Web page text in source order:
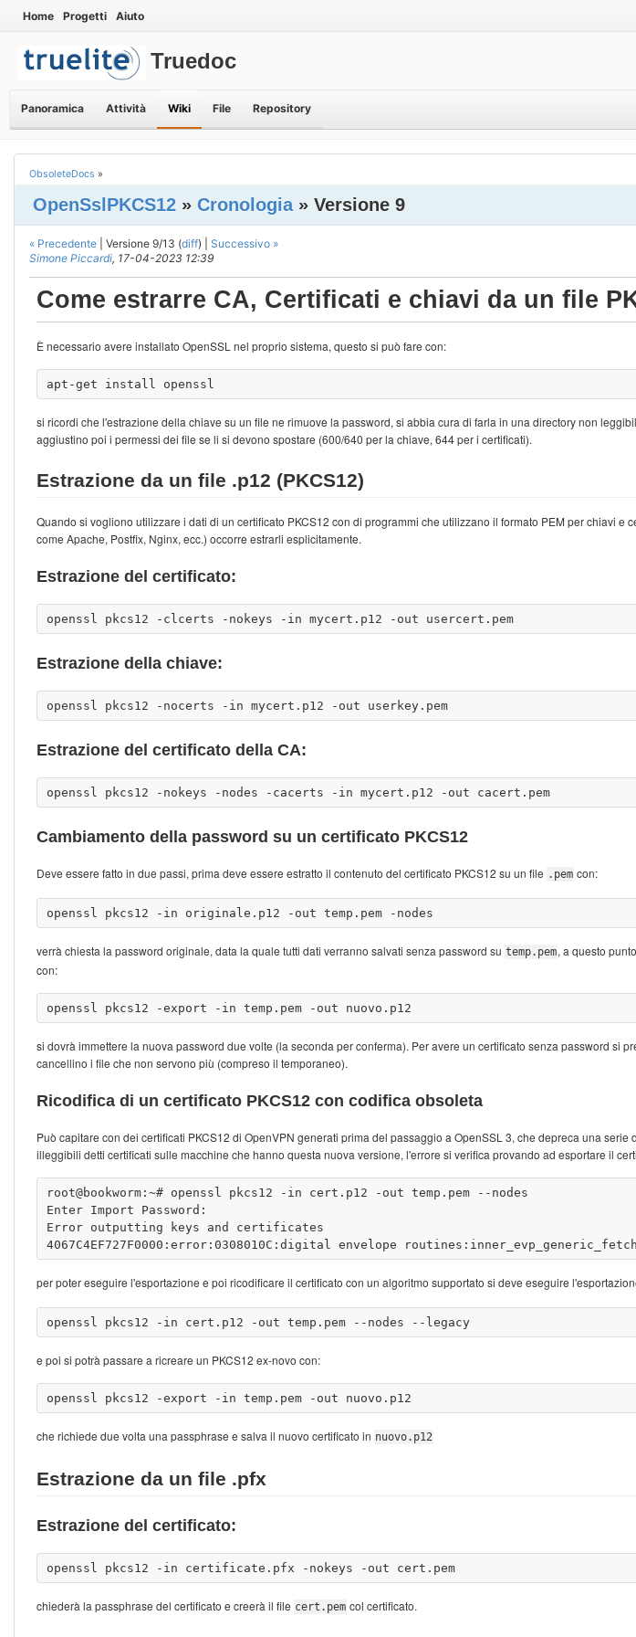
Home Progetti Aiuto
Truedoc
Panoramica Attività Wiki File Repository
ObsoleteDocs »
OpenSslPKCS12 » Cronologia» Versione 9
« Precedente | Versione 9/13 (diff) | Successivo »
Simone Piccardi, 17-04-2023 12:39
Come estrarre CA, Certificati e chiavi da un file
È necessario avere installato OpenSSL nel proprio sistema, questo si può fare con:
si ricordi che l'estrazione della chiave su un file ne rimuove la password, si abbia cura di farla in una directory non
aggiustino poi i permessi dei file se li si devono spostare (600/640 per la chiave, 644 per i certificati).
Estrazione da un file .p12 (PKCS12)
Quando si vogliono utilizzare i dati di un certificato PKCS12 con di programmi che utilizzano il formato PEM per chiavi e
come Apache, Postfix, Nginx, ecc.) occorre estrarli esplicitamente.
Estrazione del certificato:
Estrazione della chiave:
Estrazione del certificato della CA:
Cambiamento della password su un certificato PKCS12
Deve essere fatto in due passi, prima deve essere estratto il contenuto del certificato PKCS12 su un file .pem con:
verrà chiesta la password originale, data la quale tutti dati verranno salvati senza password su temp.pem, a questo
con:
si dovrà immettere la nuova password due volte (la seconda per conferma). Per avere un certificato senza password si
cancellino i file che non servono più (compreso il temporaneo).
Ricodifica di un certificato PKCS12 con codifica obsoleta
Può capitare con dei certificati PKCS12 di OpenVPN generati prima del passaggio a OpenSSL 3, che depreca una
illeggibili detti certificati sulle macchine che hanno questa nuova versione, l'errore si verifica provando ad esportare il
root@bookworm:~# openssl pkcs12 -in cert.p12 -out temp.pem --nodes
Enter Import Password:
Error outputting keys and certificates
per poter eseguire l'esportazione e poi ricodificare il certificato con un algoritmo supportato si deve eseguire
e poi si potrà passare a ricreare un PKCS12 ex-novo con:
che richiede due volta una passphrase e salva il nuovo certificato in nuovo.p12
Estrazione da un file .pfx
Estrazione del certificato:
chiederà la passphrase del certificato e creerà il file cert.pem col certificato.